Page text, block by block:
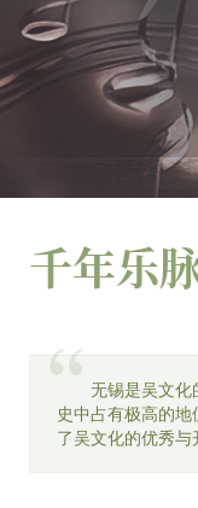
千年乐
无锡是吴文
史中占有极高的
了吴文化的优秀与